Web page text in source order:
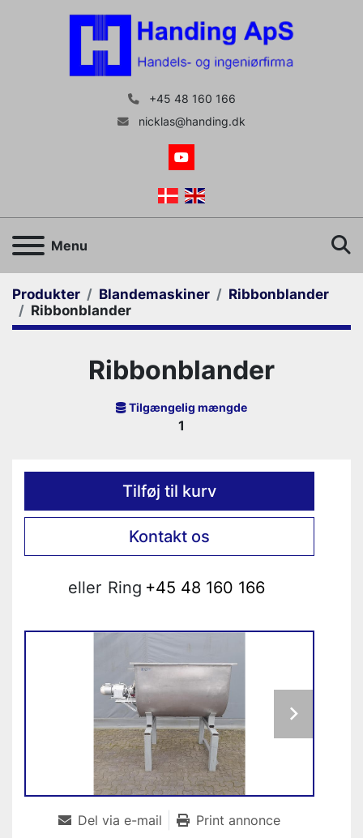
+45 48 160 166
nicklas@handing.dk
youtube
Menu
Produkter Blandemaskiner
Ribbonblander
Ribbonblander
Ribbonblander
Tilgængelig mængde
1
Tilføj til kurv
Kontakt os
eller Ring +45 48 160 166
Del via e-mail Print annonce